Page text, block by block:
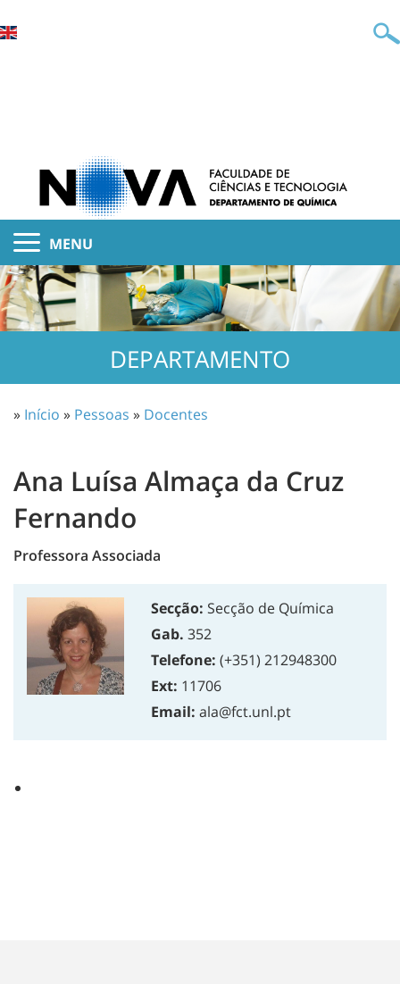
MENU
DEPARTAMENTO
» Início » Pessoas » Docentes
Ana Luísa Almaça da Cruz
Fernando
Professora Associada
Secção: Secção de Química
Gab. 352
Telefone: (+351) 212948300
Ext: 11706
Email: ala@fct.unl.pt